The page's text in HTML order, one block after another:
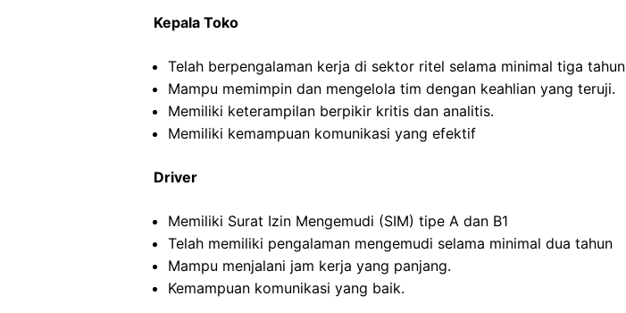
Kepala Toko
Telah berpengalaman kerja di sektor ritel selama minimal tiga tahun
Mampu memimpin dan mengelola tim dengan keahlian yang teruji.
Memiliki keterampilan berpikir kritis dan analitis.
Memiliki kemampuan komunikasi yang efektif
Driver
Memiliki Surat Izin Mengemudi (SIM) tipe A dan B1
Telah memiliki pengalaman mengemudi selama minimal dua tahun
Mampu menjalani jam kerja yang panjang.
Kemampuan komunikasi yang baik.